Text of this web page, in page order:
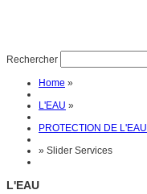
Rechercher
Home »
L'EAU »
PROTECTION DE L'EAU
» Slider Services
L'EAU